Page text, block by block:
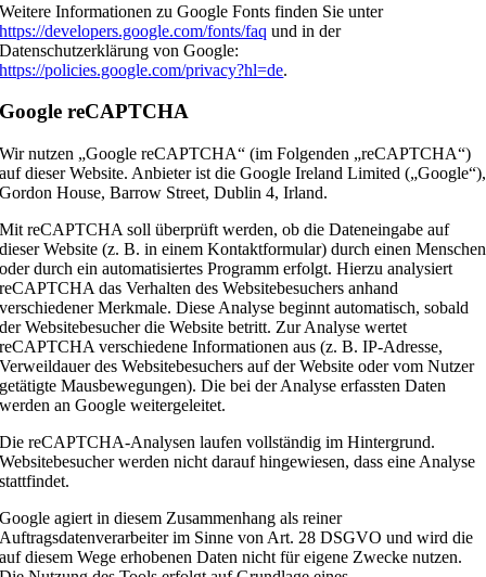
Weitere Informationen zu Google Fonts finden Sie unter
https://developers.google.com/fonts/faq und in der
Datenschutzerklärung von Google:
https://policies.google.com/privacy?hl=de.
Google reCAPTCHA
Wir nutzen „Google reCAPTCHA“ (im Folgenden „reCAPTCHA“)
auf dieser Website. Anbieter ist die Google Ireland Limited („Google“),
Gordon House, Barrow Street, Dublin 4, Irland.
Mit reCAPTCHA soll überprüft werden, ob die Dateneingabe auf
dieser Website (z. B. in einem Kontaktformular) durch einen Menschen
oder durch ein automatisiertes Programm erfolgt. Hierzu analysiert
reCAPTCHA das Verhalten des Websitebesuchers anhand
verschiedener Merkmale. Diese Analyse beginnt automatisch, sobald
der Websitebesucher die Website betritt. Zur Analyse wertet
reCAPTCHA verschiedene Informationen aus (z. B. IP-Adresse,
Verweildauer des Websitebesuchers auf der Website oder vom Nutzer
getätigte Mausbewegungen). Die bei der Analyse erfassten Daten
werden an Google weitergeleitet.
Die reCAPTCHA-Analysen laufen vollständig im Hintergrund.
Websitebesucher werden nicht darauf hingewiesen, dass eine Analyse
stattfindet.
Google agiert in diesem Zusammenhang als reiner
Auftragsdatenverarbeiter im Sinne von Art. 28 DSGVO und wird die
auf diesem Wege erhobenen Daten nicht für eigene Zwecke nutzen.